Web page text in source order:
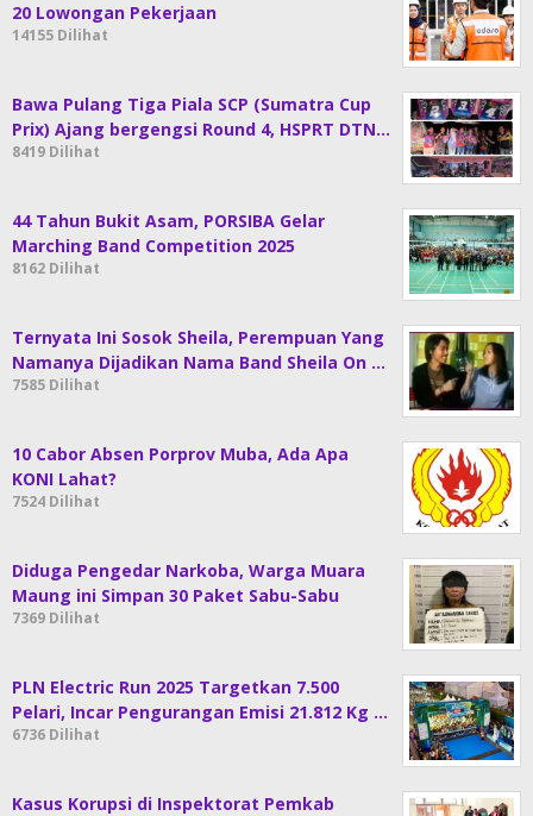
20 Lowongan Pekerjaan
14155 Dilihat
Bawa Pulang Tiga Piala SCP (Sumatra Cup
Prix) Ajang bergengsi Round 4, HSPRT DTN…
8419 Dilihat
44 Tahun Bukit Asam, PORSIBA Gelar
Marching Band Competition 2025
8162 Dilihat
Ternyata Ini Sosok Sheila, Perempuan Yang
Namanya Dijadikan Nama Band Sheila On …
7585 Dilihat
10 Cabor Absen Porprov Muba, Ada Apa
KONI Lahat?
7524 Dilihat
Diduga Pengedar Narkoba, Warga Muara
Maung ini Simpan 30 Paket Sabu-Sabu
7369 Dilihat
PLN Electric Run 2025 Targetkan 7.500
Pelari, Incar Pengurangan Emisi 21.812 Kg …
6736 Dilihat
Kasus Korupsi di Inspektorat Pemkab